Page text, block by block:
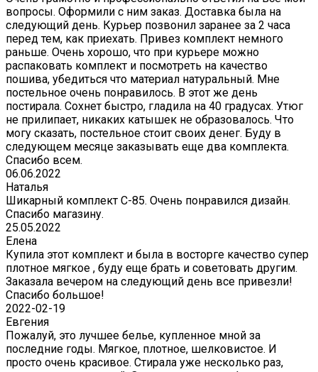
вопросы. Оформили с ним заказ. Доставка была на
следующий день. Курьер позвонил заранее за 2 часа
перед тем, как приехать. Привез комплект немного
раньше. Очень хорошо, что при курьере можно
распаковать комплект и посмотреть на качество
пошива, убедиться что материал натуральный. Мне
постельное очень понравилось. В этот же день
постирала. Сохнет быстро, гладила на 40 градусах. Утюг
не прилипает, никаких катышек не образовалось. Что
могу сказать, постельное стоит своих денег. Буду в
следующем месяце заказывать еще два комплекта.
Спасибо всем.
06.06.2022
Наталья
Шикарный комплект C-85. Очень понравился дизайн.
Спасибо магазину.
25.05.2022
Елена
Купила этот комплект и была в восторге качество супер
плотное мягкое , буду еще брать и советовать другим.
Заказала вечером на следующий день все привезли!
Спасибо большое!
2022-02-19
Евгения
Пожалуй, это лучшее белье, купленное мной за
последние годы. Мягкое, плотное, шелковистое. И
просто очень красивое. Стирала уже несколько раз,